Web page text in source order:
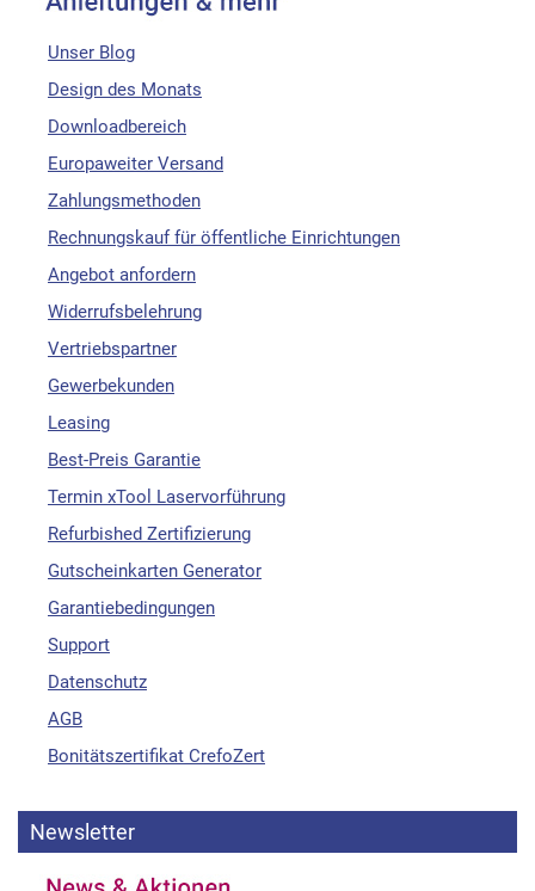
Unser Blog
Design des Monats
Downloadbereich
Europaweiter Versand
Zahlungsmethoden
Rechnungskauf für öffentliche Einrichtungen
Angebot anfordern
Widerrufsbelehrung
Vertriebspartner
Gewerbekunden
Leasing
Best-Preis Garantie
Termin xTool Laservorführung
Refurbished Zertifizierung
Gutscheinkarten Generator
Garantiebedingungen
Support
Datenschutz
AGB
Bonitätszertifikat CrefoZert
Newsletter